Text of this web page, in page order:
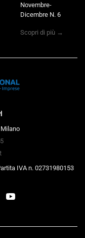
Novembre-
Dicembre N. 6
Scopri di più →
IVA n. 02731980153